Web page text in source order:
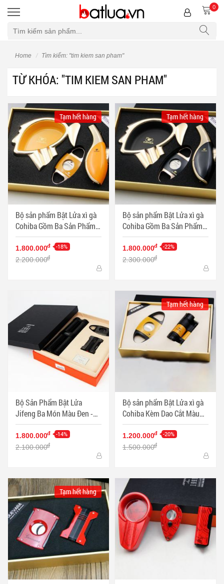
0
Home Tìm kiếm: "tim kiem san pham"
TỪ KHÓA: "TIM KIEM SAN PHAM"
Bộ lọc
Bộ sản phẩm Bật Lửa xì gà
Cohiba Gồm Ba Sản Phẩm
Màu Vàng - Mã SP:
PKXG326
Tạm hết hàng
1.800.000đ -18%
2.200.000đ
Bộ sản phẩm Bật Lửa xì gà
Cohiba Gồm Ba Sản Phẩm
Màu Đen - Mã SP: PKXG328
Tạm hết hàng
1.800.000đ -22%
2.300.000đ
Bộ Sản Phẩm Bật Lửa
Jifeng Ba Món Màu Đen -
Mã SP: PKXG340
1.800.000đ -14%
2.100.000đ
Bộ sản phẩm Bật Lửa xì gà
Cohiba Kèm Dao Cắt Màu
Vàng - Mã SP: PKXG330
Tạm hết hàng
1.200.000đ -20%
1.500.000đ
Tạm hết hàng